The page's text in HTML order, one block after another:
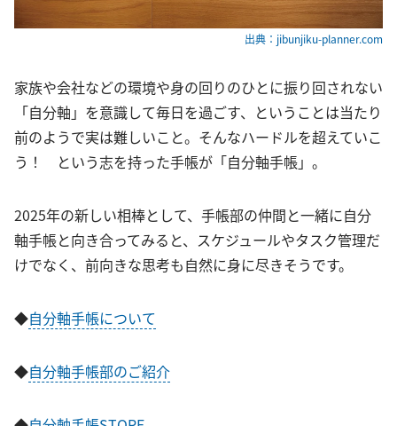
出典：jibunjiku-planner.com
家族や会社などの環境や身の回りのひとに振り回されない
「自分軸」を意識して毎日を過ごす、ということは当たり
前のようで実は難しいこと。そんなハードルを超えていこ
う！ という志を持った手帳が「自分軸手帳」。
2025年の新しい相棒として、手帳部の仲間と一緒に自分
軸手帳と向き合ってみると、スケジュールやタスク管理だ
けでなく、前向きな思考も自然に身に尽きそうです。
◆自分軸手帳について
◆自分軸手帳部のご紹介